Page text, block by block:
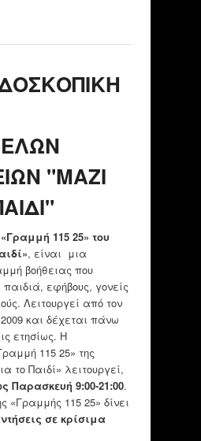
ΜΗ ΚΕΡΔΟΣΚΟΠΙΚΗ ΕΝΩΣΗ
ΠΑΙΔΙ"
"ΜΑΖΙ
«Γραμμή 115 25» του
, είναι μια
βοήθειας που
εφήβους, γονείς
Λειτουργεί από τον
και δέχεται πάνω
ετησίως. Η
115 25» της
το Παιδί» λειτουργεί,
Παρασκευή 9:00-21:00.
«Γραμμής 115 25» δίνει
σε κρίσιμα